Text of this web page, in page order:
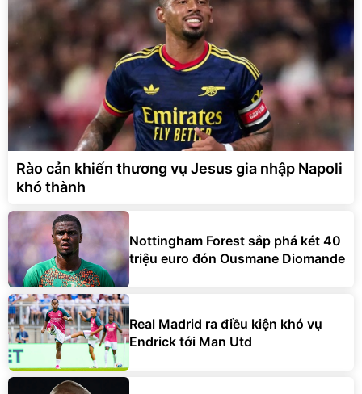
Rào cản khiến thương vụ Jesus gia nhập Napoli
khó thành
Nottingham Forest sắp phá két 40
triệu euro đón Ousmane Diomande
Real Madrid ra điều kiện khó vụ
Endrick tới Man Utd